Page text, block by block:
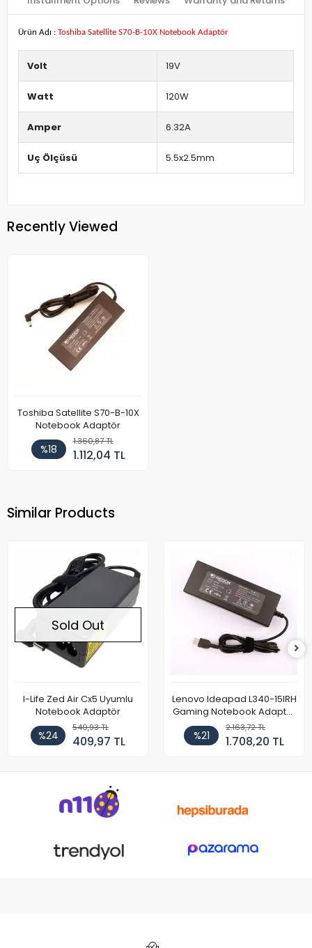
Ürün Adı : Toshiba Satellite S70-B-10X Notebook Adaptör
Volt 19V
Watt 120W
Amper 6.32A
Uç Ölçüsü 5.5x2.5mm
Recently Viewed
Toshiba Satellite S70-B-10X
Notebook Adaptör
%18
1.360,87 TL
1.112,04 TL
Similar Products
Sold Out
I-Life Zed Air Cx5 Uyumlu
Notebook Adaptör
%24
540,93 TL
409,97 TL
Lenovo Ideapad L340-15IRH
Gaming Notebook Adaptör
Cihazı Şarj Aleti (150W)
%21
2.163,72 TL
1.708,20 TL